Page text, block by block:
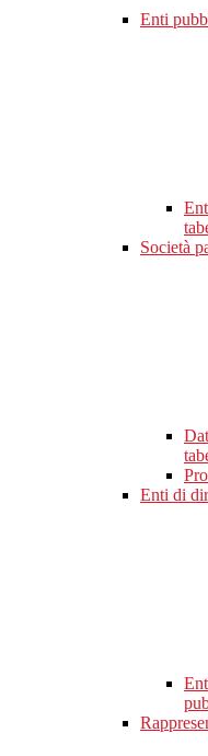
Enti
Società
Enti di